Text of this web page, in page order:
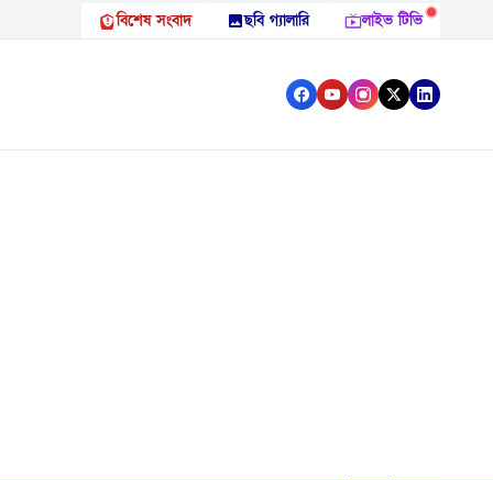
বিশেষ সংবাদ ছবি গ্যালারি লাইভ টিভি